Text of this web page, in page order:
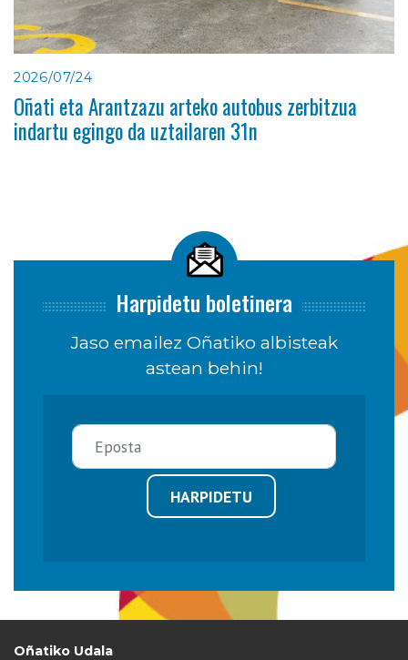
2026/07/24
Oñati eta Arantzazu arteko autobus zerbitzua
indartu egingo da uztailaren 31n
Harpidetu boletinera
Jaso emailez Oñatiko albisteak
astean behin!
HARPIDETU
Oñatiko Udala